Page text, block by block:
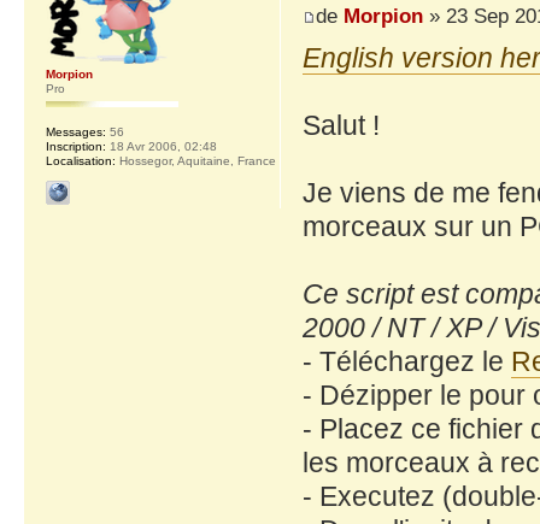
de Morpion» 23 Sep
English version
Salut !
Je viens de me
morceaux sur un
Ce script est
2000 / NT / XP /
- Téléchargez le
- Dézipper le pour
- Placez ce fichier
les morceaux à
- Executez
Morpion
Pro
Messages: 56
Inscription: 18 Avr 2006, 02:48
Localisation: Hossegor, Aquitaine, France